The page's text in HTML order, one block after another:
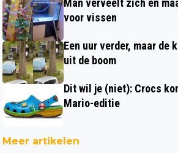
Man verveelt zich en
voor vissen
Een uur verder, maar de
uit de boom
Dit wil je (niet): Crocs
Mario-editie
Meer artikelen